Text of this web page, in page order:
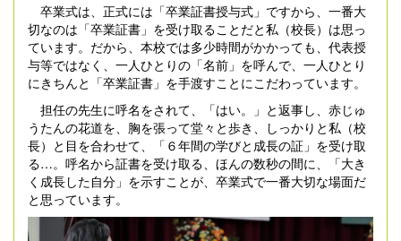
卒業式は、正式には「卒業証書授与式」ですから、一番大
切なのは「卒業証書」を受け取ることだと私（校長）は思っ
ています。だから、本校では多少時間がかかっても、代表授
与等ではなく、一人ひとりの「名前」を呼んで、一人ひとり
にきちんと「卒業証書」を手渡すことにこだわっています。
担任の先生に呼名をされて、「はい。」と返事し、赤じゅ
うたんの花道を、胸を張って堂々と歩き、しっかりと私（校
長）と目を合わせて、「６年間の学びと成長の証」を受け取
る…。呼名から証書を受け取る、ほんの数秒の間に、「大き
く成長した自分」を示すことが、卒業式で一番大切な場面だ
と思っています。